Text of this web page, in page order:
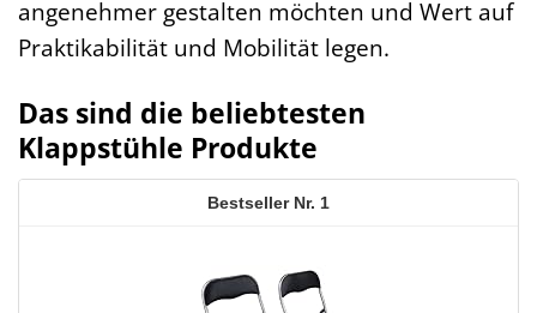
angenehmer gestalten möchten und Wert auf
Praktikabilität und Mobilität legen.
Das sind die beliebtesten
Klappstühle Produkte
1